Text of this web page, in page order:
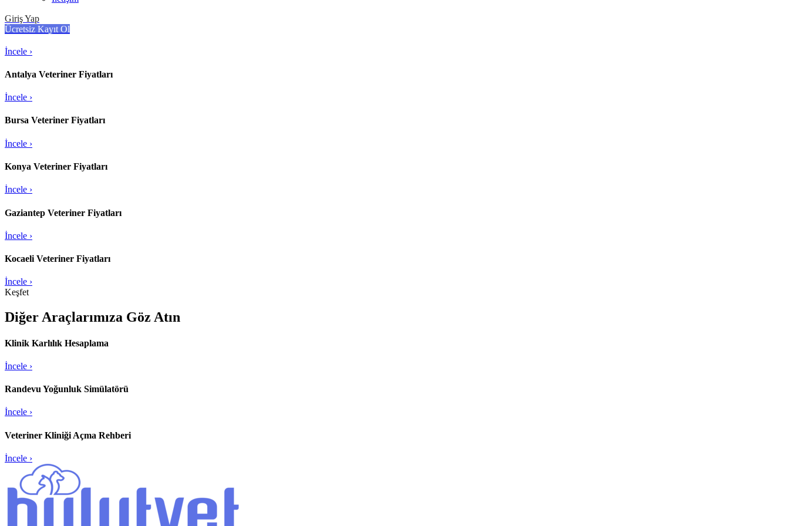
Giriş Yap
Ücretsiz Kayıt Ol
İzmir Veteriner Fiyatları
İncele ›
Antalya Veteriner Fiyatları
İncele ›
Bursa Veteriner Fiyatları
İncele ›
Konya Veteriner Fiyatları
İncele ›
Gaziantep Veteriner Fiyatları
İncele ›
Kocaeli Veteriner Fiyatları
İncele ›
Keşfet
Diğer Araçlarımıza Göz Atın
Klinik Karlılık Hesaplama
İncele ›
Randevu Yoğunluk Simülatörü
İncele ›
Veteriner Kliniği Açma Rehberi
İncele ›